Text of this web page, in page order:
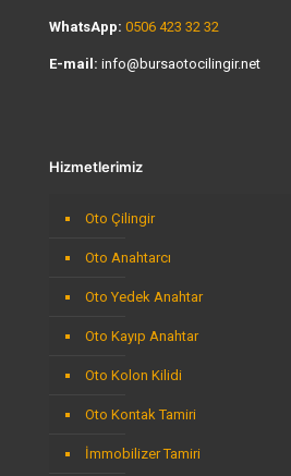
WhatsApp: 0506 423 32 32
E-mail: info@bursaotocilingir.net
Hizmetlerimiz
Oto Çilingir
Oto Anahtarcı
Oto Yedek Anahtar
Oto Kayıp Anahtar
Oto Kolon Kilidi
Oto Kontak Tamiri
İmmobilizer Tamiri